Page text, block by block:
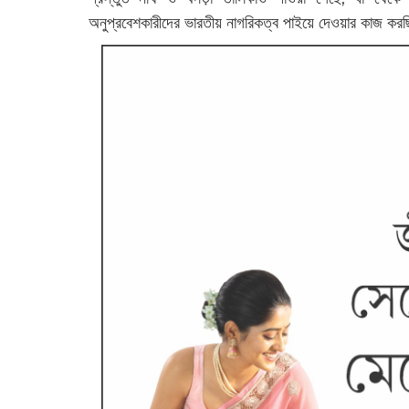
অনুপ্রবেশকারীদের ভারতীয় নাগরিকত্ব পাইয়ে দেওয়ার কাজ